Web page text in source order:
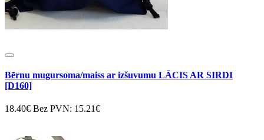
Bērnu mugursoma/maiss ar izšuvumu LĀCIS AR SIRDI
[D160]
18.40€ Bez PVN: 15.21€